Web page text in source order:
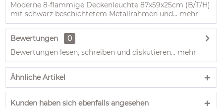
Moderne 8-flammige Deckenleuchte 87x59x25cm (B/T/H)
mit schwarz beschichtetem Metallrahmen und... mehr
Bewertungen
0
Bewertungen lesen, schreiben und diskutieren... mehr
Ähnliche Artikel
Kunden haben sich ebenfalls angesehen